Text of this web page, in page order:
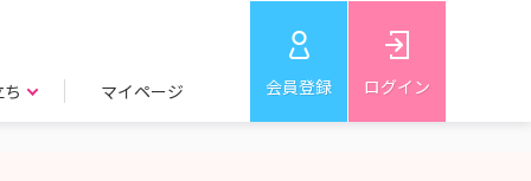
マイページ 会員登録 ログイン